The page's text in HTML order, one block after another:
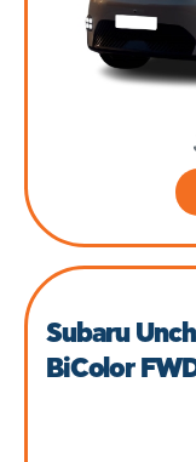
Subaru
BiColor